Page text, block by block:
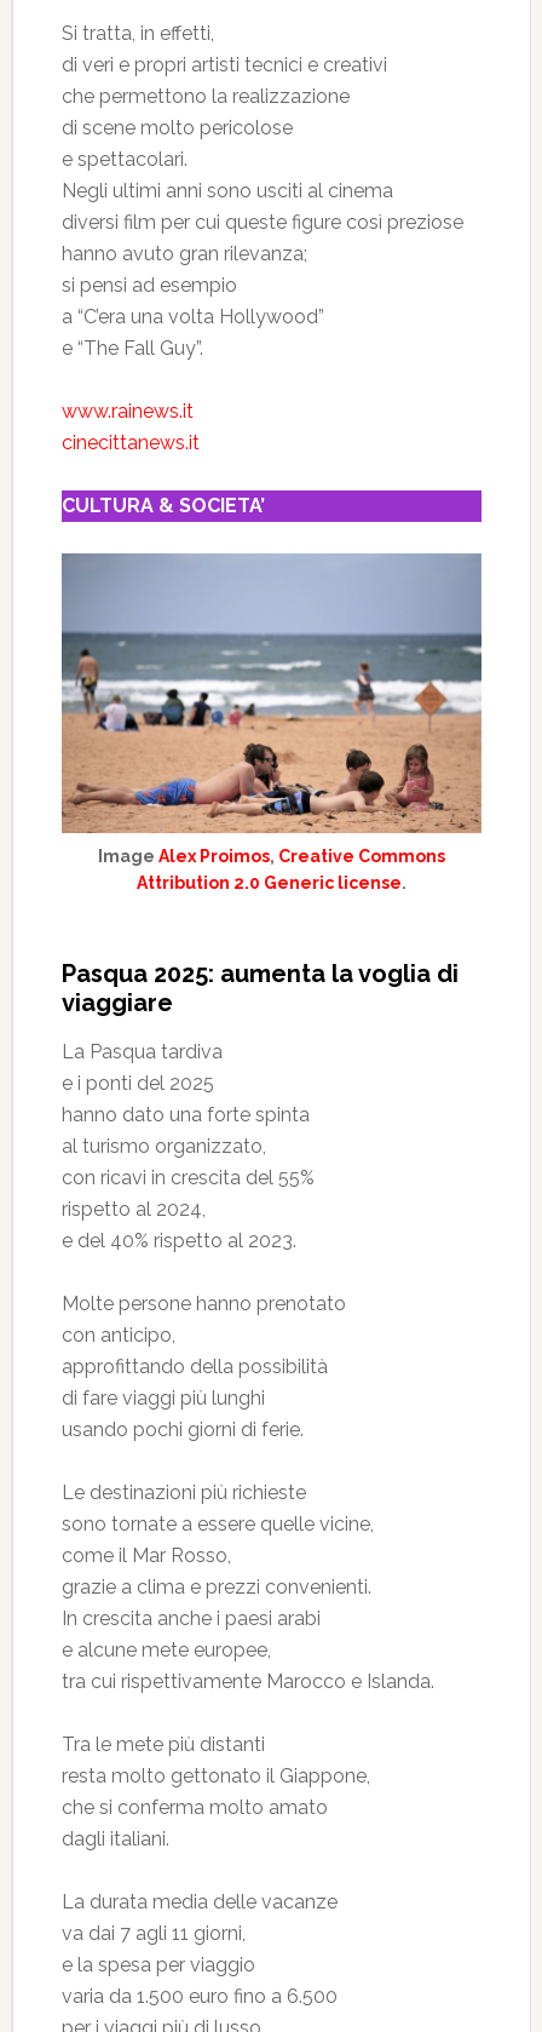
Si tratta, in effetti,
di veri e propri artisti tecnici e creativi
che permettono la realizzazione
di scene molto pericolose
e spettacolari.
Negli ultimi anni sono usciti al cinema
diversi film per cui queste figure così preziose
hanno avuto gran rilevanza;
si pensi ad esempio
a “C’era una volta Hollywood”
e “The Fall Guy”.
www.rainews.it
cinecittanews.it
CULTURA & SOCIETA’
Image Alex Proimos, Creative Commons
Attribution 2.0 Generic license.
Pasqua 2025: aumenta la voglia di
viaggiare
La Pasqua tardiva
e i ponti del 2025
hanno dato una forte spinta
al turismo organizzato,
con ricavi in crescita del 55%
rispetto al 2024,
e del 40% rispetto al 2023.
Molte persone hanno prenotato
con anticipo,
approfittando della possibilità
di fare viaggi più lunghi
usando pochi giorni di ferie.
Le destinazioni più richieste
sono tornate a essere quelle vicine,
come il Mar Rosso,
grazie a clima e prezzi convenienti.
In crescita anche i paesi arabi
e alcune mete europee,
tra cui rispettivamente Marocco e Islanda.
Tra le mete più distanti
resta molto gettonato il Giappone,
che si conferma molto amato
dagli italiani.
La durata media delle vacanze
va dai 7 agli 11 giorni,
e la spesa per viaggio
varia da 1.500 euro fino a 6.500